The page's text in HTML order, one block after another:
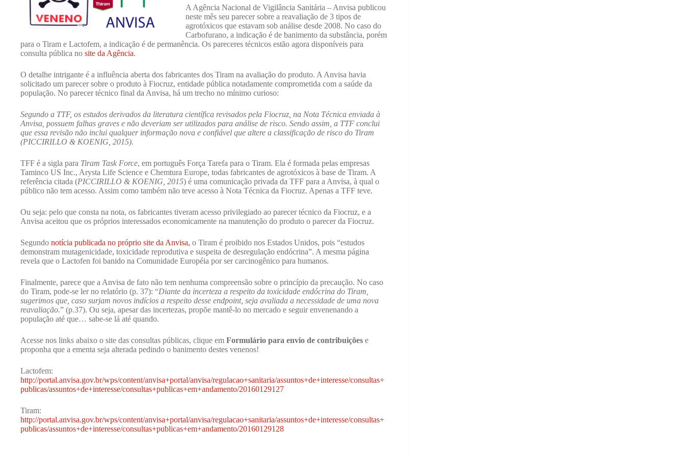
A Agência Nacional de Vigilância Sanitária – Anvisa publicou
neste mês seu parecer sobre a reavaliação de 3 tipos de
agrotóxicos que estavam sob análise desde 2008. No caso do
Carbofurano, a indicação é de banimento da substância, porém
para o Tiram e Lactofem, a indicação é de permanência. Os pareceres técnicos estão agora disponíveis para
consulta pública no site da Agência.
O detalhe intrigante é a influência aberta dos fabricantes dos Tiram na avaliação do produto. A Anvisa havia
solicitado um parecer sobre o produto à Fiocruz, entidade pública notadamente comprometida com a saúde da
população. No parecer técnico final da Anvisa, há um trecho no mínimo curioso:
Segundo a TTF, os estudos derivados da literatura científica revisados pela Fiocruz, na Nota Técnica enviada à
Anvisa, possuem falhas graves e não deveriam ser utilizados para análise de risco. Sendo assim, a TTF conclui
que essa revisão não inclui qualquer informação nova e confiável que altere a classificação de risco do Tiram
(PICCIRILLO & KOENIG, 2015).
TFF é a sigla para Tiram Task Force, em português Força Tarefa para o Tiram. Ela é formada pelas empresas
Taminco US Inc., Arysta Life Science e Chemtura Europe, todas fabricantes de agrotóxicos à base de Tiram. A
referência citada (PICCIRILLO & KOENIG, 2015) é uma comunicação privada da TFF para a Anvisa, à qual o
público não tem acesso. Assim como também não teve acesso à Nota Técnica da Fiocruz. Apenas a TFF teve.
Ou seja: pelo que consta na nota, os fabricantes tiveram acesso privilegiado ao parecer técnico da Fiocruz, e a
Anvisa aceitou que os próprios interessados economicamente na manutenção do produto o parecer da Fiocruz.
Segundo notícia publicada no próprio site da Anvisa, o Tiram é proibido nos Estados Unidos, pois “estudos
demonstram mutagenicidade, toxicidade reprodutiva e suspeita de desregulação endócrina”. A mesma página
revela que o Lactofen foi banido na Comunidade Européia por ser carcinogênico para humanos.
Finalmente, parece que a Anvisa de fato não tem nenhuma compreensão sobre o princípio da precaução. No caso
do Tiram, pode-se ler no relatório (p. 37): “Diante da incerteza a respeito da toxicidade endócrina do Tiram,
sugerimos que, caso surjam novos indícios a respeito desse endpoint, seja avaliada a necessidade de uma nova
reavaliação.” (p.37). Ou seja, apesar das incertezas, propõe mantê-lo no mercado e seguir envenenando a
população até que… sabe-se lá até quando.
Acesse nos links abaixo o site das consultas públicas, clique em Formulário para envio de contribuições e
proponha que a ementa seja alterada pedindo o banimento destes venenos!
Lactofem:
http://portal.anvisa.gov.br/wps/content/anvisa+portal/anvisa/regulacao+sanitaria/assuntos+de+interesse/consultas+
publicas/assuntos+de+interesse/consultas+publicas+em+andamento/20160129127
Tiram:
http://portal.anvisa.gov.br/wps/content/anvisa+portal/anvisa/regulacao+sanitaria/assuntos+de+interesse/consultas+
publicas/assuntos+de+interesse/consultas+publicas+em+andamento/20160129128